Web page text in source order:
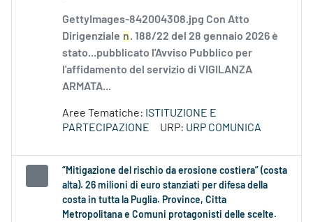
GettyImages-842004308.jpg Con Atto
Dirigenziale n. 188/22 del 28 gennaio 2026 è
stato...pubblicato l'Avviso Pubblico per
l'affidamento del servizio di VIGILANZA
ARMATA...
Aree Tematiche: ISTITUZIONE E
PARTECIPAZIONE
URP: URP COMUNICA
“Mitigazione del rischio da erosione costiera” (costa
alta). 26 milioni di euro stanziati per difesa della
costa in tutta la Puglia. Province, Citta
Metropolitana e Comuni protagonisti delle scelte.